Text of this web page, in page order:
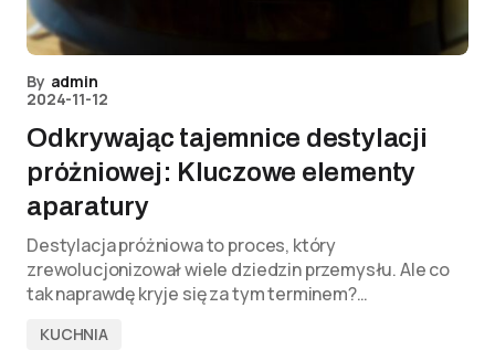
By admin
2024-11-12
Odkrywając tajemnice destylacji
próżniowej: Kluczowe elementy
aparatury
Destylacja próżniowa to proces, który
zrewolucjonizował wiele dziedzin przemysłu. Ale co
tak naprawdę kryje się za tym terminem?…
KUCHNIA